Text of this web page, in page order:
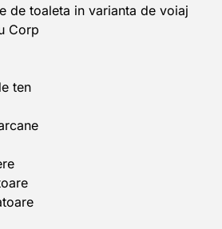
de toaleta in varianta de voiaj
Corp
ten